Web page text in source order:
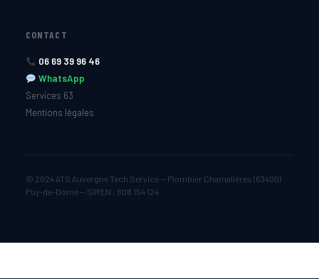
CONTACT
06 69 39 96 46
WhatsApp
Services 63
Mentions légales
© 2024 ATS Auvergne Tech Service — Plombier Chamalières (63400)
Puy-de-Dôme — SIREN : 808 154 124